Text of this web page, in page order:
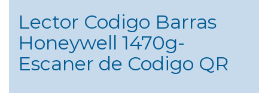
Lector Codigo Barras
Honeywell 1470g-
Escaner de Codigo QR